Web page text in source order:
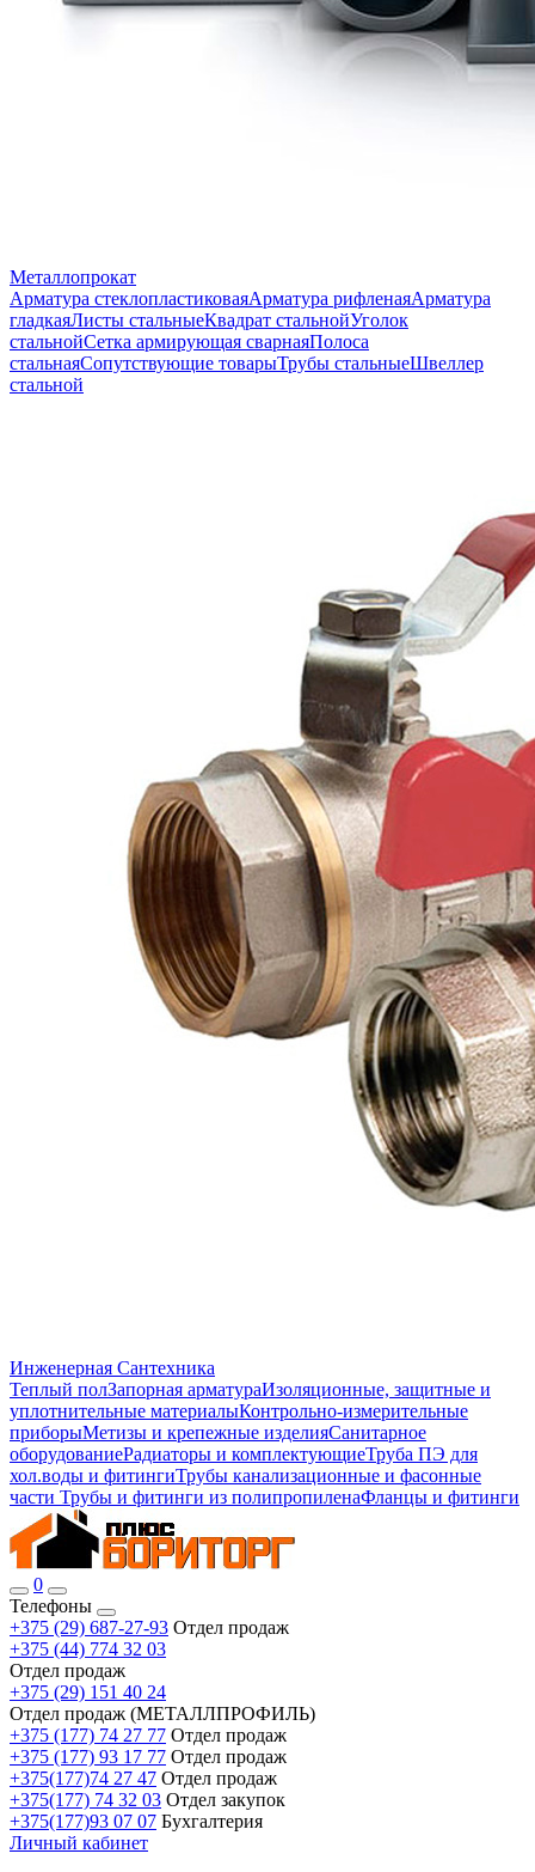
Металлопрокат
Арматура стеклопластиковаяАрматура рифленаяАрматура
гладкаяЛисты стальныеКвадрат стальнойУголок
стальнойСетка армирующая сварнаяПолоса
стальнаяСопутствующие товарыТрубы стальныеШвеллер
стальной
Инженерная Сантехника
Теплый полЗапорная арматураИзоляционные, защитные и
уплотнительные материалыКонтрольно-измерительные
приборыМетизы и крепежные изделияСанитарное
оборудованиеРадиаторы и комплектующиеТруба ПЭ для
хол.воды и фитингиТрубы канализационные и фасонные
части Трубы и фитинги из полипропиленаФланцы и фитинги
0
Телефоны
+375 (29) 687-27-93 Отдел продаж
+375 (44) 774 32 03
Отдел продаж
+375 (29) 151 40 24
Отдел продаж (МЕТАЛЛПРОФИЛЬ)
+375 (177) 74 27 77 Отдел продаж
+375 (177) 93 17 77 Отдел продаж
+375(177)74 27 47 Отдел продаж
+375(177) 74 32 03 Отдел закупок
+375(177)93 07 07 Бухгалтерия
Личный кабинет